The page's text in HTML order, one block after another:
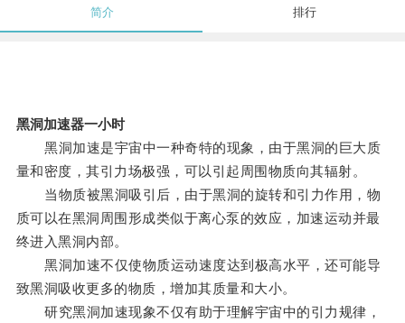
简介 排行
黑洞加速器一小时
黑洞加速是宇宙中一种奇特的现象，由于黑洞的巨大质
量和密度，其引力场极强，可以引起周围物质向其辐射。
当物质被黑洞吸引后，由于黑洞的旋转和引力作用，物
质可以在黑洞周围形成类似于离心泵的效应，加速运动并最
终进入黑洞内部。
黑洞加速不仅使物质运动速度达到极高水平，还可能导
致黑洞吸收更多的物质，增加其质量和大小。
研究黑洞加速现象不仅有助于理解宇宙中的引力规律，